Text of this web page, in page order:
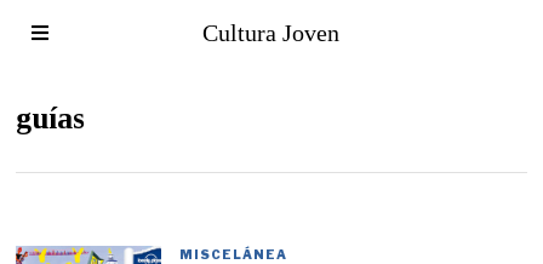
Cultura Joven
guías
MISCELÁNEA